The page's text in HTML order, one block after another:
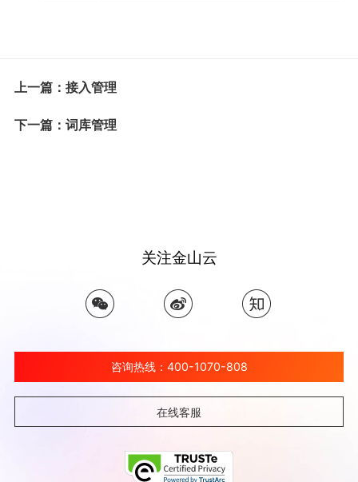
上一篇：接入管理
下一篇：词库管理
关注金山云
咨询热线：400-1070-808
在线客服